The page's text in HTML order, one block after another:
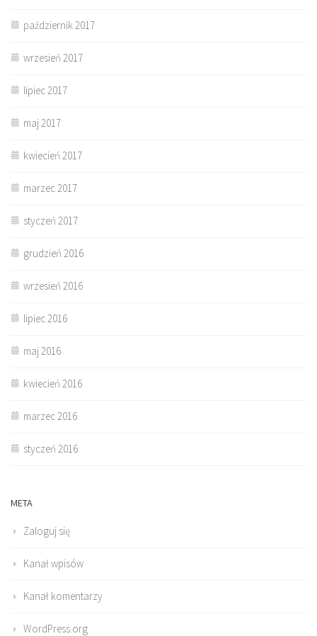
październik 2017
wrzesień 2017
lipiec 2017
maj 2017
kwiecień 2017
marzec 2017
styczeń 2017
grudzień 2016
wrzesień 2016
lipiec 2016
maj 2016
kwiecień 2016
marzec 2016
styczeń 2016
META
Zaloguj się
Kanał wpisów
Kanał komentarzy
WordPress.org